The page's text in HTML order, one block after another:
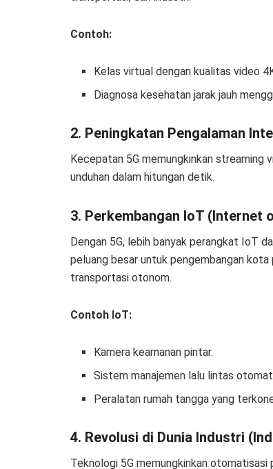
Contoh:
Kelas virtual dengan kualitas video
Diagnosa kesehatan jarak jauh
2. Peningkatan Pengalaman
Kecepatan 5G memungkinkan streaming
unduhan dalam hitungan detik.
3. Perkembangan IoT (Internet
Dengan 5G, lebih banyak perangkat IoT
peluang besar untuk pengembangan kota
transportasi otonom.
Contoh IoT:
Kamera keamanan pintar.
Sistem manajemen lalu lintas
Peralatan rumah tangga yang
4. Revolusi di Dunia Industri
Teknologi 5G memungkinkan